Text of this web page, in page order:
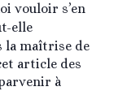
vouloir s’en
elle
la maîtrise de
article des
à